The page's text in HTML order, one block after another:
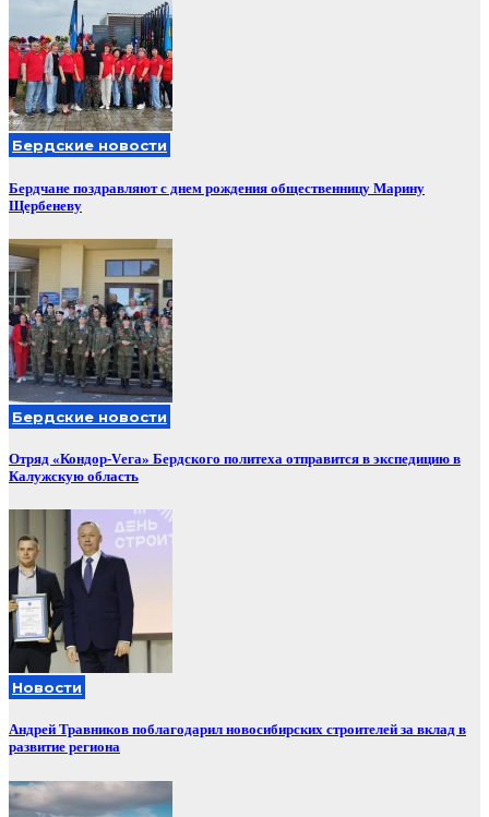
Бердские новости
Бердчане поздравляют с днем рождения общественницу Марину
Щербеневу
Бердские новости
Отряд «Кондор-Vега» Бердского политеха отправится в экспедицию в
Калужскую область
Новости
Андрей Травников поблагодарил новосибирских строителей за вклад в
развитие региона